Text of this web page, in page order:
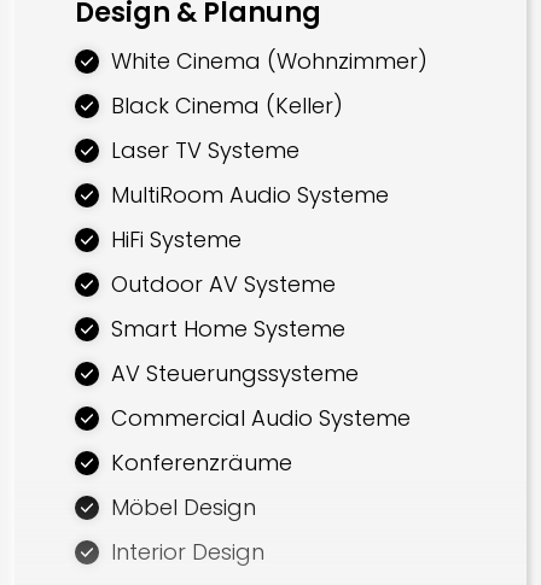
Design & Planung
White Cinema (Wohnzimmer)
Black Cinema (Keller)
Laser TV Systeme
MultiRoom Audio Systeme
HiFi Systeme
Outdoor AV Systeme
Smart Home Systeme
AV Steuerungssysteme
Commercial Audio Systeme
Konferenzräume
Möbel Design
Interior Design